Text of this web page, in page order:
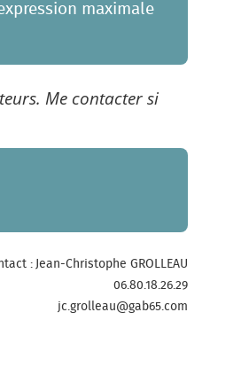
maximale
Me contacter si
: Jean-Christophe GROLLEAU
06.80.18.26.29
jc.grolleau@gab65.com